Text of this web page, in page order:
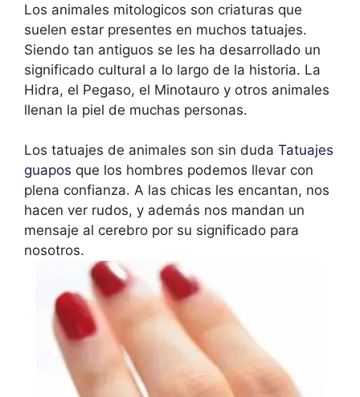
Los animales mitologicos son criaturas que
suelen estar presentes en muchos tatuajes.
Siendo tan antiguos se les ha desarrollado un
significado cultural a lo largo de la historia. La
Hidra, el Pegaso, el Minotauro y otros animales
llenan la piel de muchas personas.
Los tatuajes de animales son sin duda Tatuajes
guapos que los hombres podemos llevar con
plena confianza. A las chicas les encantan, nos
hacen ver rudos, y además nos mandan un
mensaje al cerebro por su significado para
nosotros.